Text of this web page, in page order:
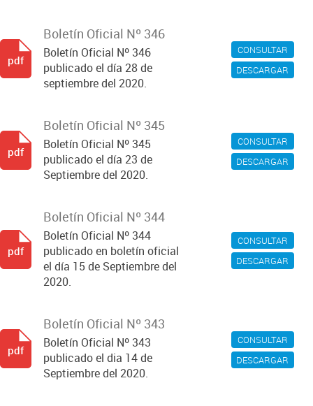
CONSULTAR
DESCARGAR
Boletín Oficial Nº 346
Boletín Oficial Nº 346
publicado el día 28 de
septiembre del 2020.
pdf
CONSULTAR
DESCARGAR
Boletín Oficial Nº 345
Boletín Oficial Nº 345
publicado el día 23 de
Septiembre del 2020.
pdf
CONSULTAR
DESCARGAR
Boletín Oficial Nº 344
Boletín Oficial Nº 344
publicado en boletín oficial
el día 15 de Septiembre del
2020.
pdf
CONSULTAR
DESCARGAR
Boletín Oficial Nº 343
Boletín Oficial Nº 343
publicado el dia 14 de
Septiembre del 2020.
pdf